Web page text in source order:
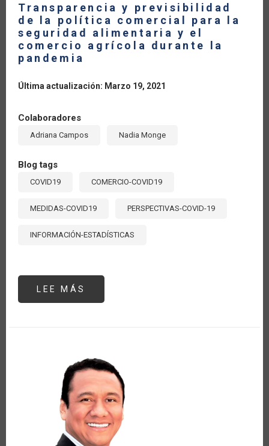
Transparencia y previsibilidad
de la política comercial para la
seguridad alimentaria y el
comercio agrícola durante la
pandemia
Última actualización: Marzo 19, 2021
Colaboradores
Adriana Campos Nadia Monge
Blog tags
COVID19 COMERCIO-COVID19
MEDIDAS-COVID19 PERSPECTIVAS-COVID-19
INFORMACIÓN-ESTADÍSTICAS
LEE MÁS
Y
PARA
LA
SEGURIDAD
ALIMENTARIA
Y
EL
COMERCIO
AGRÍCOLA
DURANTE
LA
PANDEMIA